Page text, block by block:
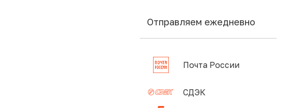
Отправляем ежедневно
Почта России
СДЭК